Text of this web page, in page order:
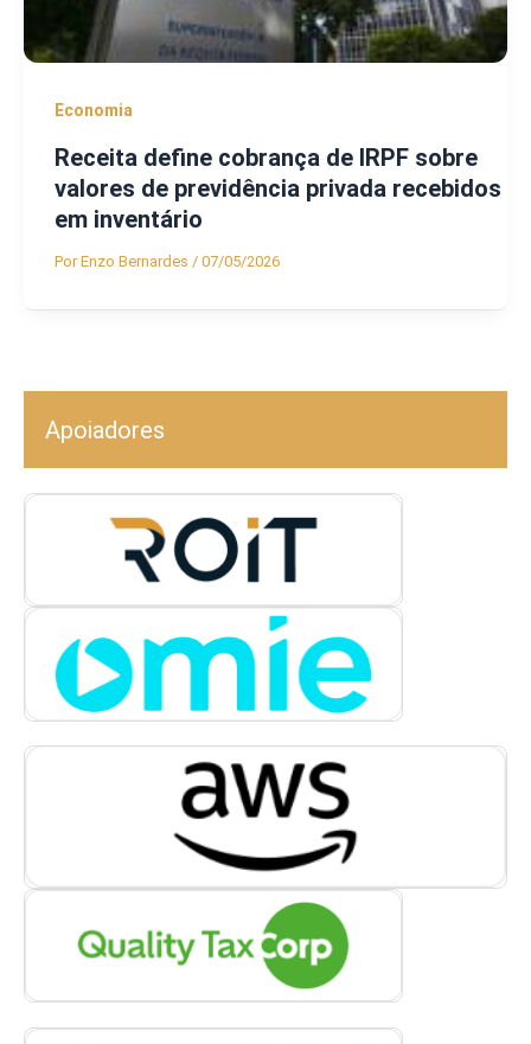
Economia
Receita define cobrança de IRPF sobre
valores de previdência privada recebidos
em inventário
PorEnzo Bernardes / 07/05/2026
Apoiadores